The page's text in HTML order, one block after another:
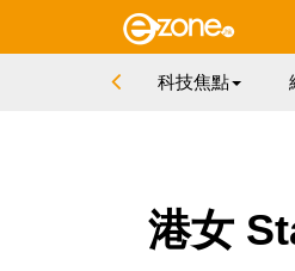
科技焦點
港女